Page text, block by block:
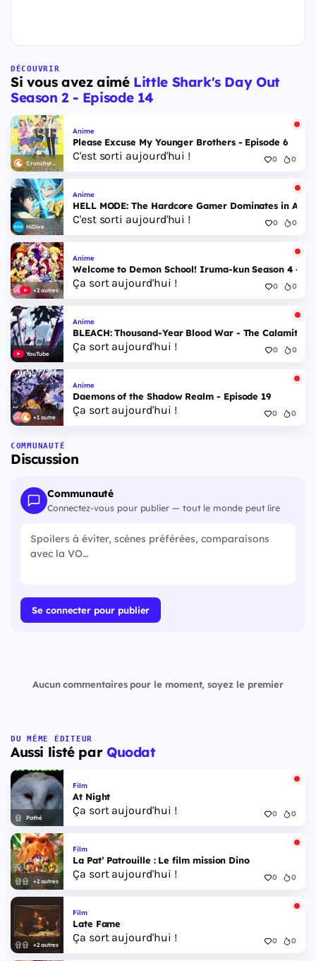
DÉCOUVRIR
Si vous avez aimé Little Shark's Day Out
Season 2 - Episode 14
Crunchyroll
Anime
Please Excuse My Younger Brothers - Episode 6
C'est sorti aujourd'hui ! 0 0
HiDive
Anime
HELL MODE: The Hardcore Gamer Dominates in
C'est sorti aujourd'hui ! 0 0
+2 autres
Anime
Welcome to Demon School! Iruma-kun Season 4 -
Ça sort aujourd'hui ! 0 0
YouTube
Anime
BLEACH: Thousand-Year Blood War - The Calamity -
Ça sort aujourd'hui ! 0 0
+1 autre
Anime
Daemons of the Shadow Realm - Episode 19
Ça sort aujourd'hui ! 0 0
COMMUNAUTÉ
Discussion
Communauté
Connectez-vous pour publier — tout le monde peut lire
Se connecter pour publier
Aucun commentaires pour le moment, soyez le premier
DU MÊME ÉDITEUR
Aussi listé par Quodat
Pathé
Film
At Night
Ça sort aujourd'hui ! 0 0
+2 autres
Film
La Pat’ Patrouille : Le film mission Dino
Ça sort aujourd'hui ! 0 0
+2 autres
Film
Late Fame
Ça sort aujourd'hui ! 0 0